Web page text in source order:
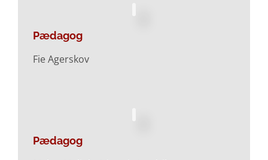
Pædagog
Fie Agerskov
Pædagog